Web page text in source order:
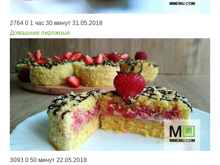
2764 0 1 час 30 минут 31.05.2018
Домашние пирожные
3093 0 50 минут 22.05.2018